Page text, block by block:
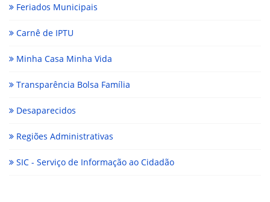
Feriados Municipais
Carnê de IPTU
Minha Casa Minha Vida
Transparência Bolsa Família
Desaparecidos
Regiões Administrativas
SIC - Serviço de Informação ao Cidadão